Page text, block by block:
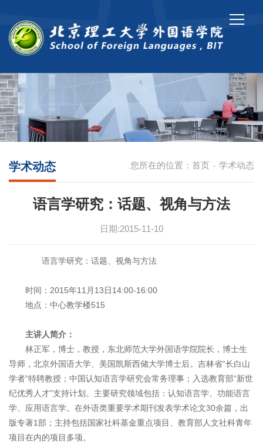
您所在的位置： 首页 - 学术动态
学术动态
语言学研究：话题、视角与方法
日期:2015-11-10
语言学研究：话题、视角与方法
时间：2015年11月13日14:00-16:00
地点：中心教学楼515
主讲人简介：
林正军，博士，教授，东北师范大学外国语学院院长，博士生
导师，北京外国语大学、美国凯斯西储大学博士后。吉林省“长白山
学者”特聘教授；中国认知语言学研究会常务理事；入选教育部“新世
纪优秀人才”支持计划。主要研究领域包括：认知语言学、功能语言
学、应用语言学。在外语类重要学术期刊发表学术论文30余篇，出
版专著1部；主持包括国家社科基金重点项目、教育部人文社科青年
项目在内的项目多项。